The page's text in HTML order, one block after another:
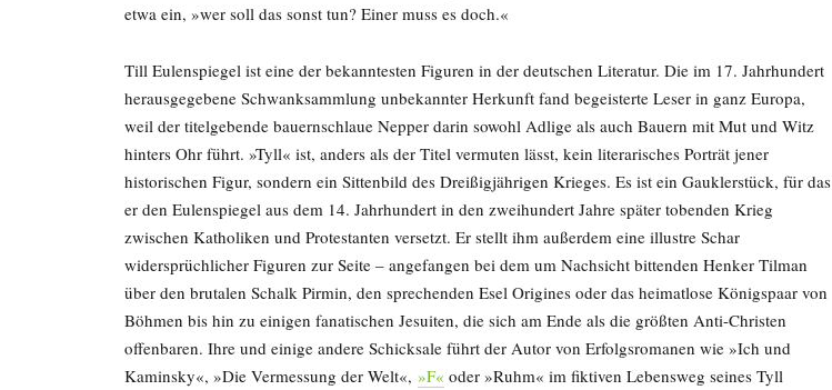
etwa ein, »wer soll das sonst tun? Einer muss es doch.«
Till Eulenspiegel ist eine der bekanntesten Figuren in der deutschen Literatur. Die im 17. Jahrhundert
herausgegebene Schwanksammlung unbekannter Herkunft fand begeisterte Leser in ganz Europa,
weil der titelgebende bauernschlaue Nepper darin sowohl Adlige als auch Bauern mit Mut und Witz
hinters Ohr führt. »Tyll« ist, anders als der Titel vermuten lässt, kein literarisches Porträt jener
historischen Figur, sondern ein Sittenbild des Dreißigjährigen Krieges. Es ist ein Gauklerstück, für das
er den Eulenspiegel aus dem 14. Jahrhundert in den zweihundert Jahre später tobenden Krieg
zwischen Katholiken und Protestanten versetzt. Er stellt ihm außerdem eine illustre Schar
widersprüchlicher Figuren zur Seite – angefangen bei dem um Nachsicht bittenden Henker Tilman
über den brutalen Schalk Pirmin, den sprechenden Esel Origines oder das heimatlose Königspaar von
Böhmen bis hin zu einigen fanatischen Jesuiten, die sich am Ende als die größten Anti-Christen
offenbaren. Ihre und einige andere Schicksale führt der Autor von Erfolgsromanen wie »Ich und
Kaminsky«, »Die Vermessung der Welt«, »F« oder »Ruhm« im fiktiven Lebensweg seines Tyll